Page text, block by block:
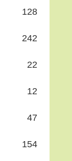
128
242
22
12
47
154